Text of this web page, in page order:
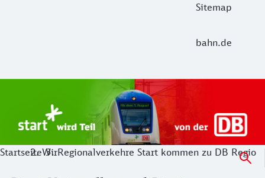
Sitemap
bahn.de
Start Unterelbe und Start
Ab August 2026 ist Start Teil der DB Regio. Ziel ist ein
StartseiteWirRegionalverkehre Start kommen zu DB Regio